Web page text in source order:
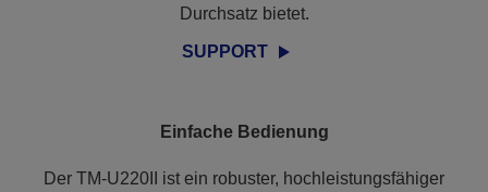
Durchsatz bietet.
SUPPORT
Einfache Bedienung
Der TM-U220II ist ein robuster, hochleistungsfähiger